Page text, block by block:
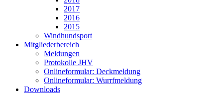
2017
2016
2015
Windhundsport
Mitgliederbereich
Meldungen
Protokolle JHV
Onlineformular: Deckmeldung
Onlineformular: Wurrfmeldung
Downloads